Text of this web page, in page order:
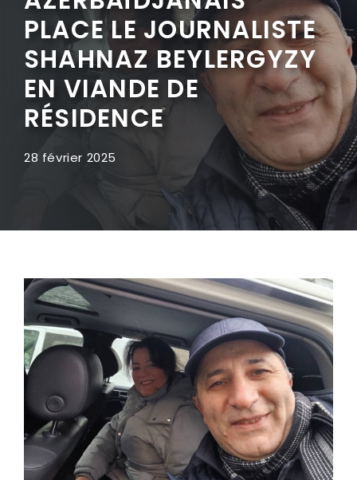
PLACE LE JOURNALISTE
SHAHNAZ BEYLERGYZY
EN VIANDE DE
RÉSIDENCE
28 février 2025